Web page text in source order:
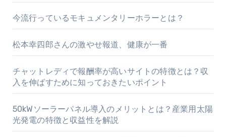
今流行っているモキュメンタリーホラーとは？
松本幸四郎さんの激やせ報道、健康が一番
チャットレディで報酬率が高いサイトの特徴とは？収
入を伸ばすために知っておきたいポイント
50kWソーラーパネル導入のメリットとは？産業用太陽
光発電の特徴と収益性を解説